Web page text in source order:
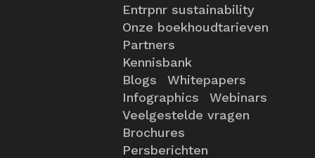
Entrpnr sustainability
Onze boekhoudtarieven
Partners
Kennisbank
Blogs
Whitepapers
Infographics
Webinars
Veelgestelde vragen
Brochures
Persberichten